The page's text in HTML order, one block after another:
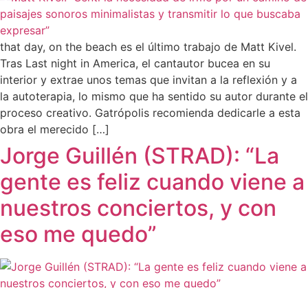
that day, on the beach es el último trabajo de Matt Kivel.
Tras Last night in America, el cantautor bucea en su
interior y extrae unos temas que invitan a la reflexión y a
la autoterapia, lo mismo que ha sentido su autor durante el
proceso creativo. Gatrópolis recomienda dedicarle a esta
obra el merecido […]
Jorge Guillén (STRAD): “La
gente es feliz cuando viene a
nuestros conciertos, y con
eso me quedo”